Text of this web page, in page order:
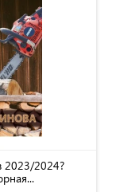
2023/2024?